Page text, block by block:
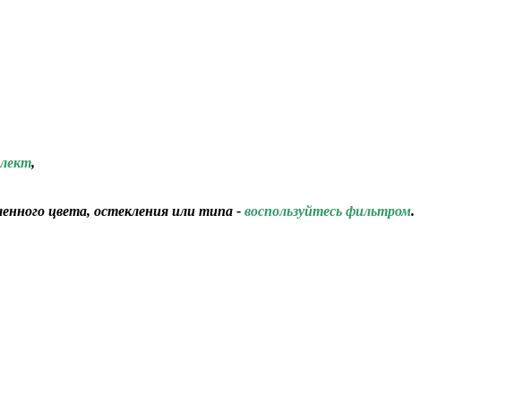
,
цвета, остекления или типа - воспользуйтесь фильтром.